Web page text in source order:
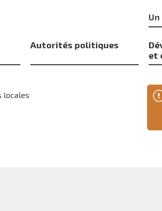
Autorités politiques
et
locales